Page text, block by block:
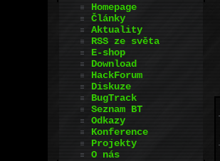
Homepage
Články
Aktuality
RSS ze světa
E-shop
Download
HackForum
Diskuze
BugTrack
Seznam BT
Odkazy
Konference
Projekty
O nás